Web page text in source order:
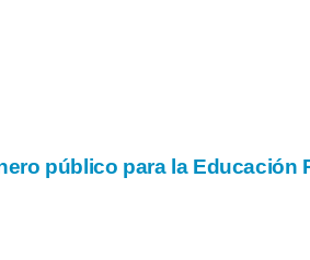
público para la Educación